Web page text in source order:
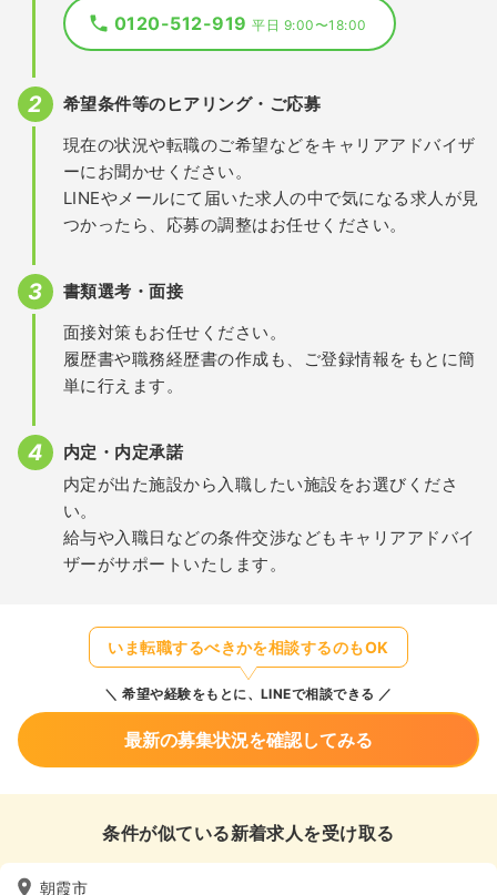
0120-512-919平日 9:00〜18:00
希望条件等のヒアリング・ご応募
現在の状況や転職のご希望などをキャリアアドバイザ
ーにお聞かせください。
LINEやメールにて届いた求人の中で気になる求人が見
つかったら、応募の調整はお任せください。
書類選考・面接
面接対策もお任せください。
履歴書や職務経歴書の作成も、ご登録情報をもとに簡
単に行えます。
内定・内定承諾
内定が出た施設から入職したい施設をお選びくださ
い。
給与や入職日などの条件交渉などもキャリアアドバイ
ザーがサポートいたします。
いま転職するべきかを相談するのもOK
希望や経験をもとに、LINEで相談できる
最新の募集状況を確認してみる
条件が似ている新着求人を受け取る
朝霞市